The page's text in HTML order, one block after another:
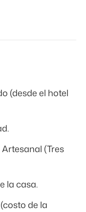
(desde el hotel
(Tres
la casa.
de la